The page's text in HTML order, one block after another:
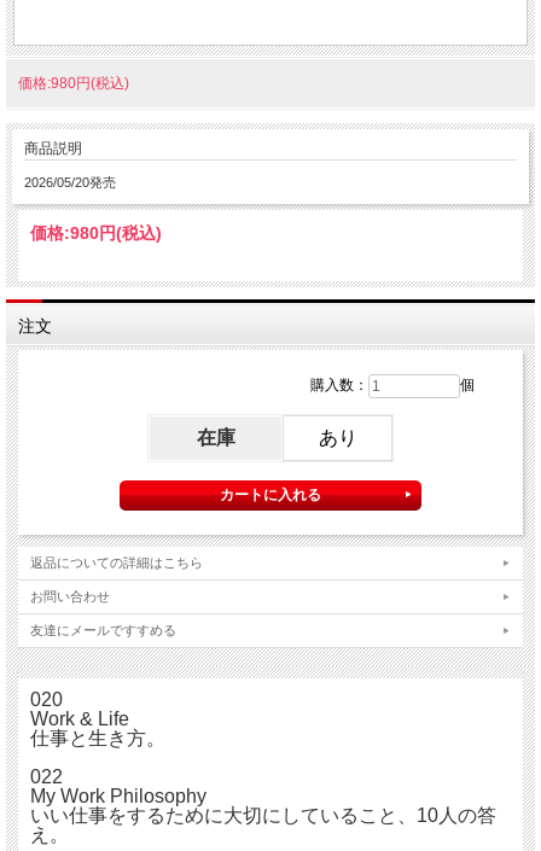
価格:980円(税込)
商品説明
2026/05/20発売
価格:980円(税込)
注文
購入数： 個
在庫 あり
返品についての詳細はこちら
お問い合わせ
友達にメールですすめる
020
Work & Life
仕事と生き方。
022
My Work Philosophy
いい仕事をするために大切にしていること、10人の答
え。